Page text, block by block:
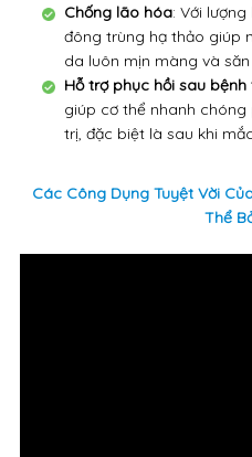
Chống lão hóa: Với
đông trùng hạ thảo giúp
da luôn mịn màng và
Hỗ trợ phục hồi sau bệnh
giúp cơ thể nhanh
trị, đặc biệt là sau khi
Các Công Dụng Tuyệt Vời
Thể